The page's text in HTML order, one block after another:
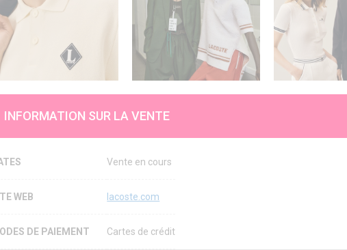
INFORMATION SUR LA VENTE
Vente en cours
WEB lacoste.com
DE PAIEMENT Cartes de crédit